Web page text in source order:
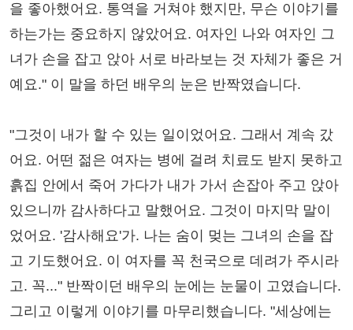
을 좋아했어요. 통역을 거쳐야 했지만, 무슨 이야기를
하는가는 중요하지 않았어요. 여자인 나와 여자인 그
녀가 손을 잡고 앉아 서로 바라보는 것 자체가 좋은 거
예요." 이 말을 하던 배우의 눈은 반짝였습니다.
"그것이 내가 할 수 있는 일이었어요. 그래서 계속 갔
어요. 어떤 젊은 여자는 병에 걸려 치료도 받지 못하고
흙집 안에서 죽어 가다가 내가 가서 손잡아 주고 앉아
있으니까 감사하다고 말했어요. 그것이 마지막 말이
었어요. '감사해요'가. 나는 숨이 멎는 그녀의 손을 잡
고 기도했어요. 이 여자를 꼭 천국으로 데려가 주시라
고. 꼭..." 반짝이던 배우의 눈에는 눈물이 고였습니다.
그리고 이렇게 이야기를 마무리했습니다. "세상에는